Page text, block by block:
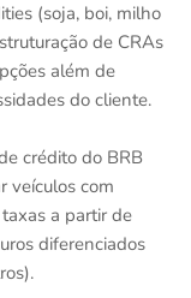
(soja, boi, milho
de CRAs
além de
do cliente.
crédito do BRB
veículos com
a partir de
diferenciados